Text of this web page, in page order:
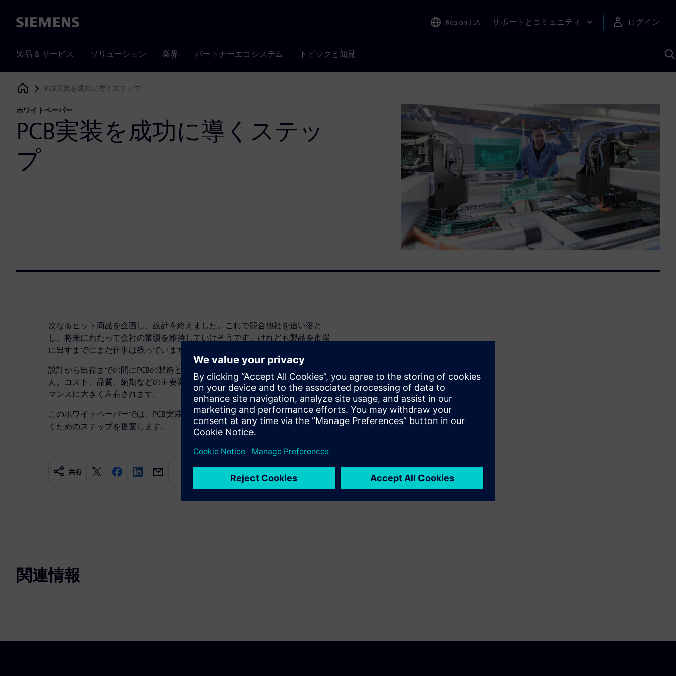
Siemens Region | JA サポートとコミュニティ ログイン
製品 & サービス ソリューション 業界 パートナーエコシステム トピックと知見
Siemens Digital Industries Software
PCB実装を成功に導くステップ
ホワイトペーパー
PCB実装を成功に導くステッ
プ
次なるヒット商品を企画し、設計を終えました。これで競合他社を追い落と
し、将来にわたって会社の業績を維持していけそうです。けれども製品を市場
に出すまでにまだ仕事は残っています。
設計から出荷までの間にPCBの製造と実装という工程を経なくてはなりませ
ん。コスト、品質、納期などの主要業績指標はPCB製造／実装工場のパフォー
マンスに大きく左右されます。
このホワイトペーパーでは、PCB実装、ひいてはビジネスそのものを成功に導
くためのステップを提案します。
共有
関連情報